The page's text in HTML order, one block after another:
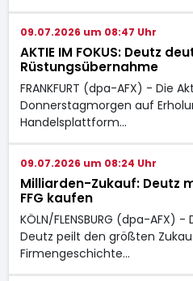
09.07.2026 um 08:47 Uhr
AKTIE IM FOKUS: Deutz
Rüstungsübernahme
FRANKFURT (dpa-AFX) - Die
Donnerstagmorgen auf
Handelsplattform…
09.07.2026 um 08:24 Uhr
Milliarden-Zukauf: Deutz
FFG kaufen
KÖLN/FLENSBURG (dpa-AFX)
Deutz peilt den größten
Firmengeschichte…